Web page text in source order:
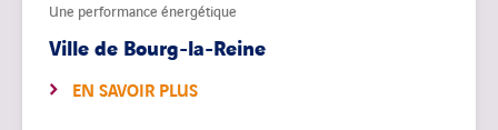
Une performance énergétique
Ville de Bourg-la-Reine
EN SAVOIR PLUS